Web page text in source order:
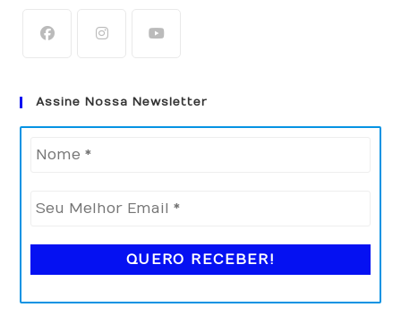
uma
aba
aba
Assine Nossa Newsletter